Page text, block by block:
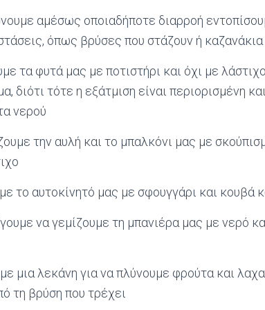
αμέσως οποιαδήποτε διαρροή
όπως βρύσες που στάζουν ή
τα φυτά μας με ποτιστήρι και όχι με
διότι τότε η εξάτμιση είναι περιορισμένη
νερού
την αυλή και το μπαλκόνι μας με
το αυτοκίνητό μας με σφουγγάρι και κουβά
να γεμίζουμε τη μπανιέρα μας με νερό
μια λεκάνη για να πλύνουμε φρούτα και
τη βρύση που τρέχει